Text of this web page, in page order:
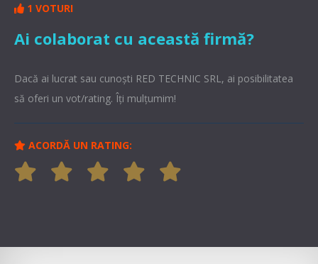
1 VOTURI
Ai colaborat cu această firmă?
Dacă ai lucrat sau cunoşti RED TECHNIC SRL, ai posibilitatea
să oferi un vot/rating. Îți mulțumim!
ACORDĂ UN RATING: